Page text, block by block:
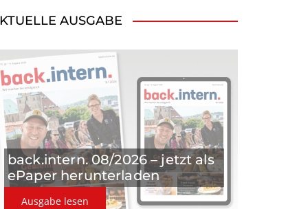
AUSGABE
back.intern. 08/2026 – jetzt als
ePaper herunterladen
Ausgabe lesen